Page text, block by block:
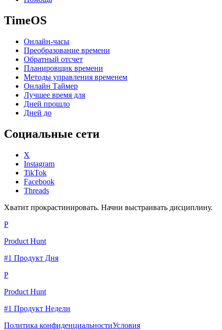
TimeOS
Онлайн-часы
Преобразование времени
Обратный отсчет
Планировщик времени
Методы управления временем
Онлайн Таймер
Лучшее время для
Дней прошло
Дней до
Социальные сети
X
Instagram
TikTok
Facebook
Threads
Хватит прокрастинировать. Начни выстраивать дисциплину.
P
Product Hunt
#1 Продукт Дня
P
Product Hunt
#1 Продукт Недели
Политика конфиденциальностиУсловия